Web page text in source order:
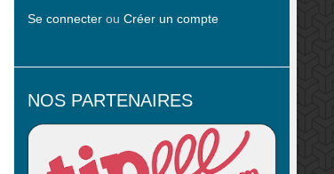
Se connecterou Créer un compte
NOS PARTENAIRES